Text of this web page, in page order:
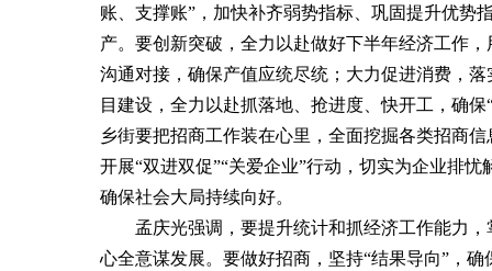
账、支撑账”，加快补齐弱势指标、巩固提升优势
产。要创新突破，全力以赴做好下半年经济工作
沟通对接，确保产值应统尽统；大力促进消费，
目建设，全力以赴抓落地、抢进度、快开工，确
乡街要把招商工作装在心里，全面挖掘各类招商
开展“双进双促”“关爱企业”行动，切实为企业排
确保社会大局持续向好。
孟庆光强调，要提升统计和抓经济工作能力
心全意谋发展。要做好招商，坚持“结果导向”，